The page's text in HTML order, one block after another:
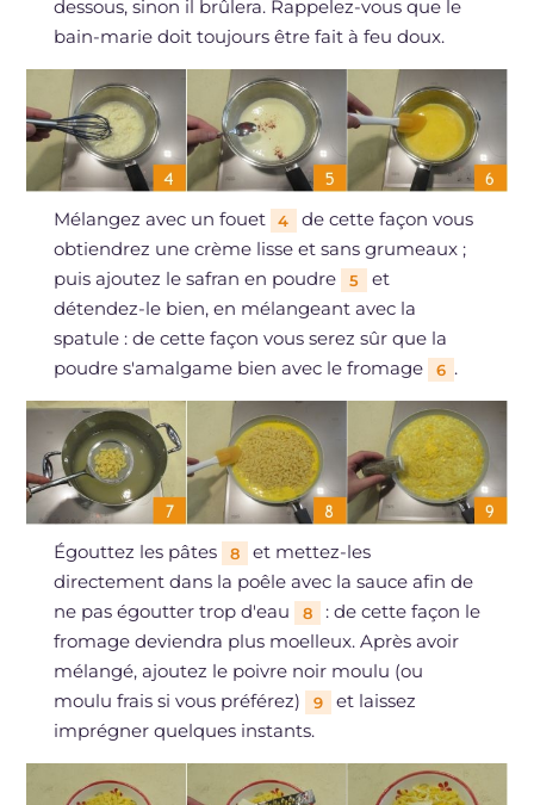
dessous, sinon il brûlera. Rappelez-vous que le
bain-marie doit toujours être fait à feu doux.
Mélangez avec un fouet 4
de cette façon vous
obtiendrez une crème lisse et sans grumeaux ;
puis ajoutez le safran en poudre
5
et
détendez-le bien, en mélangeant avec la
spatule : de cette façon vous serez sûr que la
poudre s'amalgame bien avec le fromage
6 .
Égouttez les pâtes 8
et mettez-les
directement dans la poêle avec la sauce afin de
ne pas égoutter trop d'eau
8
: de cette façon le
fromage deviendra plus moelleux. Après avoir
mélangé, ajoutez le poivre noir moulu (ou
moulu frais si vous préférez)
9
et laissez
imprégner quelques instants.